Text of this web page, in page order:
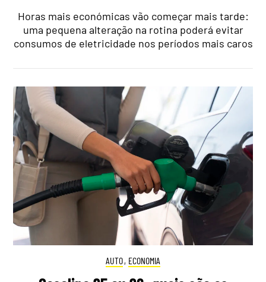
Horas mais económicas vão começar mais tarde:
uma pequena alteração na rotina poderá evitar
consumos de eletricidade nos períodos mais caros
AUTO, ECONOMIA